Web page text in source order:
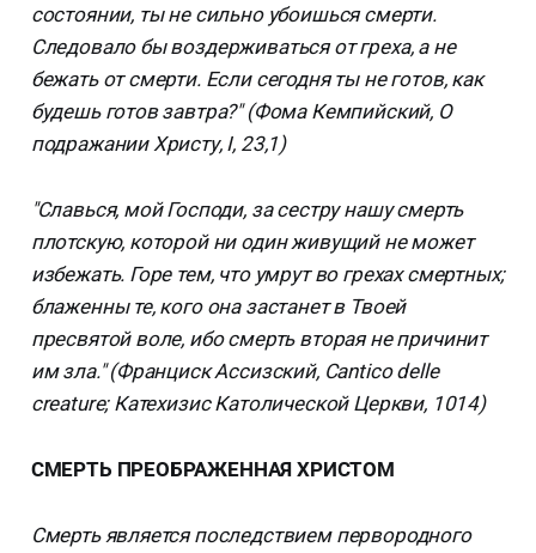
состоянии, ты не сильно убоишься смерти.
Следовало бы воздерживаться от греха, а не
бежать от смерти. Если сегодня ты не готов, как
будешь готов завтра?" (Фома Кемпийский, О
подражании Христу, I, 23,1)
"Славься, мой Господи, за сестру нашу смерть
плотскую, которой ни один живущий не может
избежать. Горе тем, что умрут во грехах смертных;
блаженны те, кого она застанет в Твоей
пресвятой воле, ибо смерть вторая не причинит
им зла." (Франциск Ассизский, Cantico delle
creature; Катехизис Католической Церкви, 1014)
СМЕРТЬ ПРЕОБРАЖЕННАЯ ХРИСТОМ
Смерть является последствием первородного